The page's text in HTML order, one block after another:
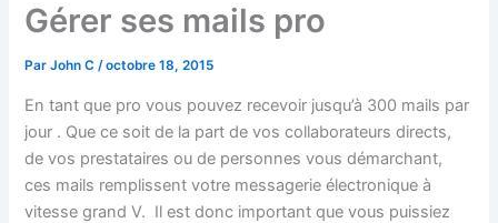
Gérer ses mails pro
ParJohn C/octobre 18, 2015
En tant que pro vous pouvez recevoir jusqu’à 300 mails par
jour . Que ce soit de la part de vos collaborateurs directs,
de vos prestataires ou de personnes vous démarchant,
ces mails remplissent votre messagerie électronique à
vitesse grand V. Il est donc important que vous puissiez